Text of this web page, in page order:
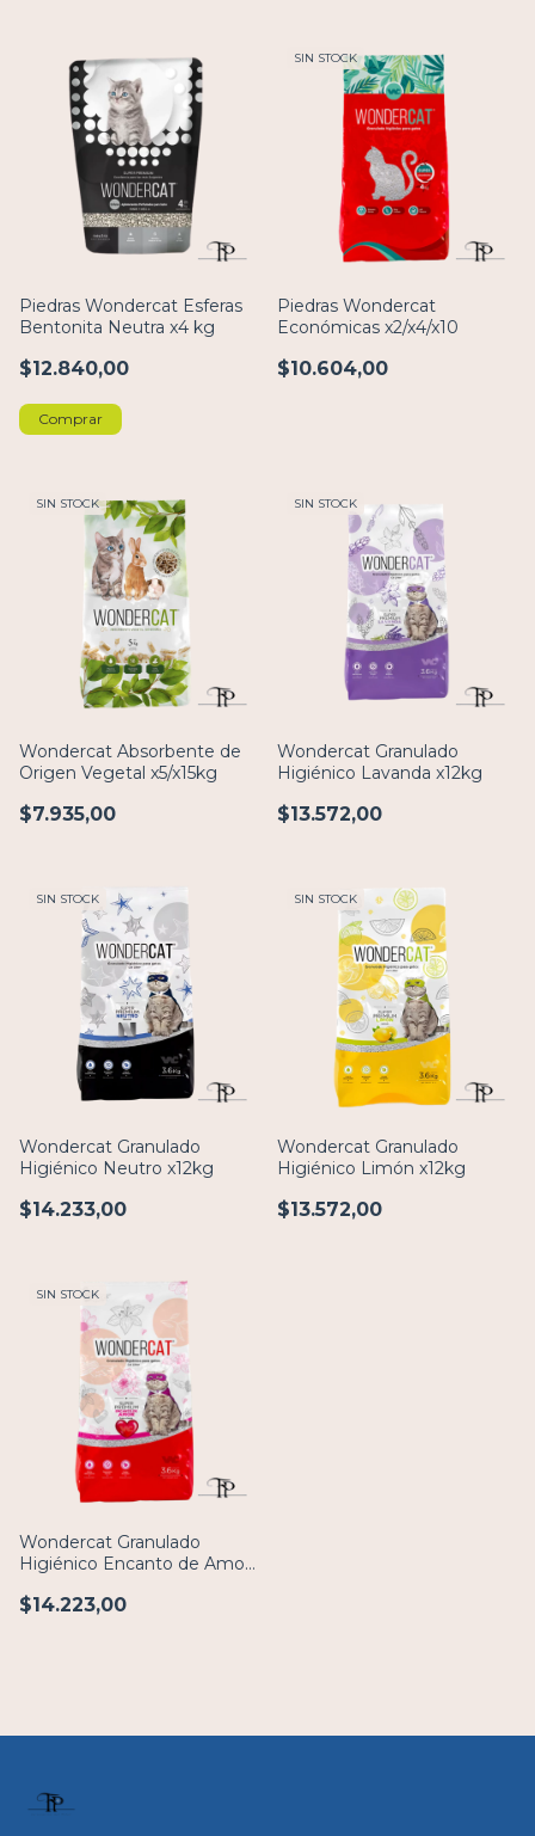
Piedras Wondercat Esferas
Bentonita Neutra x4 kg
$12.840,00
Comprar
SIN STOCK
Piedras Wondercat
Económicas x2/x4/x10
$10.604,00
SIN STOCK
Wondercat Absorbente de
Origen Vegetal x5/x15kg
$7.935,00
SIN STOCK
Wondercat Granulado
Higiénico Lavanda x12kg
$13.572,00
SIN STOCK
Wondercat Granulado
Higiénico Neutro x12kg
$14.233,00
SIN STOCK
Wondercat Granulado
Higiénico Limón x12kg
$13.572,00
SIN STOCK
Wondercat Granulado
Higiénico Encanto de Amor
$14.223,00